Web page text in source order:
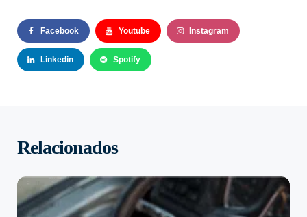
Facebook Youtube Instagram
Linkedin Spotify
Relacionados